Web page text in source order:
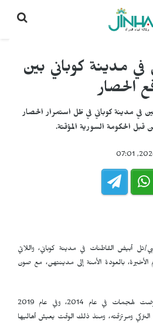
مدينة كوباني بين
الحصار
في مدينة كوباني في ظل استمرار الحصار
قبل الحكومة السورية المؤقتة.
أبيض القاطنات في مدينة كوباني، واللاتي
من مرة خلال 14 عام الأخيرة، بالعودة الأمنة إلى مدينتهن، مع صون
مدينة تل أبيض/كري سبي تعرضت لهجمات في عام 2014، وفي عام 2019
ومرتزقته، ومنذ ذلك الوقت يعيش أهاليها